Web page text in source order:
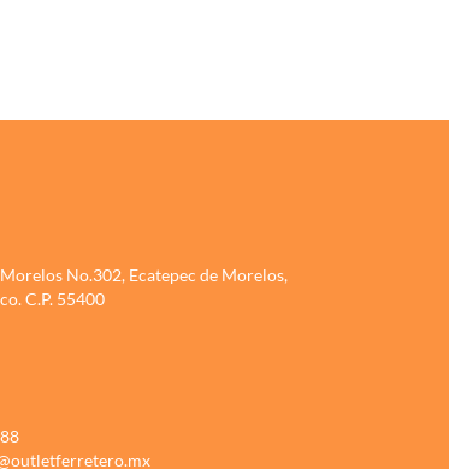
No.302, Ecatepec de Morelos,
C.P. 55400